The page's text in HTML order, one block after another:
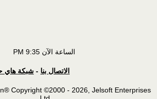
الساعة الآن9:35 PM
الاتصال بنا - شبكة هاي
Copyright ©2000 - 2026, Jelsoft Enterprises